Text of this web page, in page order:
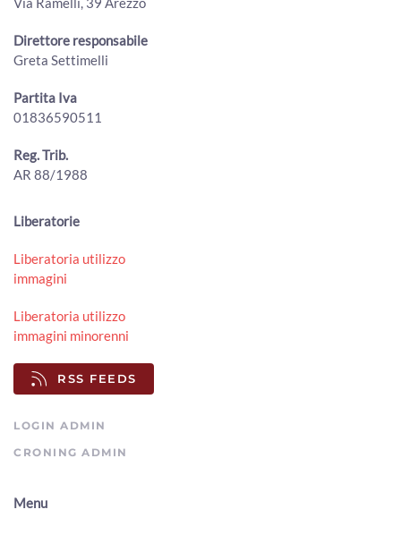
ArezzoTV
Foiano della Chiana, inaugurato il Fosso Salciaia per la
Sicurezza del Territorio
00:01:55 - Martedì, 04 Agosto 2026
Caldo record in Toscana: Lamma: "luglio è stato il più
00:02:19 - Lunedì, 03 Agosto 2026
ArezzoTV
Conclusi i lavori di manutenzione sul torrente Staggia,
movimentati circa 300 mc di sedimenti
00:01:32 - Sabato, 01 Agosto 2026
Direttore responsabile
Greta Settimelli
Partita Iva
01836590511
Reg. Trib.
AR 88/1988
Liberatorie
Liberatoria utilizzo
immagini
Liberatoria utilizzo
immagini minorenni
RSS FEEDS
LOGIN ADMIN
CRONING ADMIN
Menu